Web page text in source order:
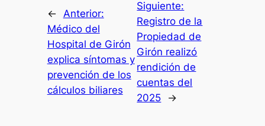
←
Anterior:
Médico del
Hospital de Girón
explica síntomas y
prevención de los
cálculos biliares
Siguiente:
Registro de la
Propiedad de
Girón realizó
rendición de
cuentas del
2025
→